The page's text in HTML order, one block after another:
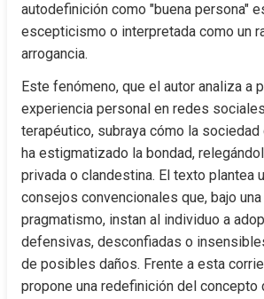
autodefinición como "buena persona"
escepticismo o interpretada como un
arrogancia.
Este fenómeno, que el autor analiza a
experiencia personal en redes
terapéutico, subraya cómo la sociedad
ha estigmatizado la bondad,
privada o clandestina. El texto plantea
consejos convencionales que, bajo
pragmatismo, instan al individuo a
defensivas, desconfiadas o
de posibles daños. Frente a esta
propone una redefinición del concepto